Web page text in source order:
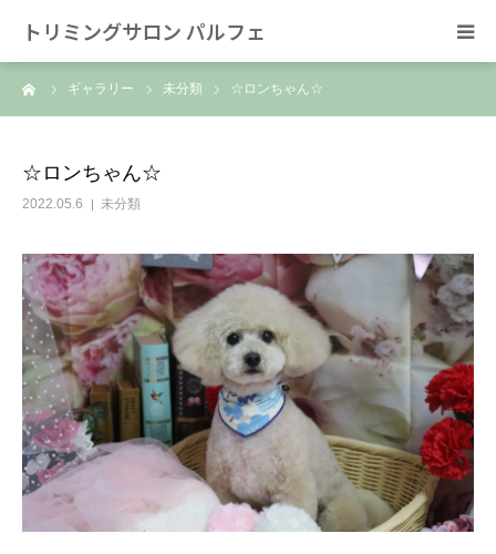
トリミングサロン パルフェ
ギャラリー 未分類 ☆ロンちゃん☆
☆ロンちゃん☆
2022.05.6 未分類
HOME
スタッフ
SNS/リンク